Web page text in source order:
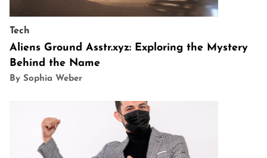
Tech
Aliens Ground Asstr.xyz: Exploring the Mystery
Behind the Name
By Sophia Weber